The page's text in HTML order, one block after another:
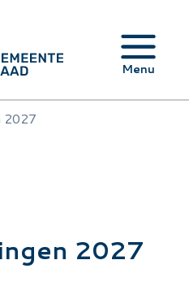
Menu
2027
2027